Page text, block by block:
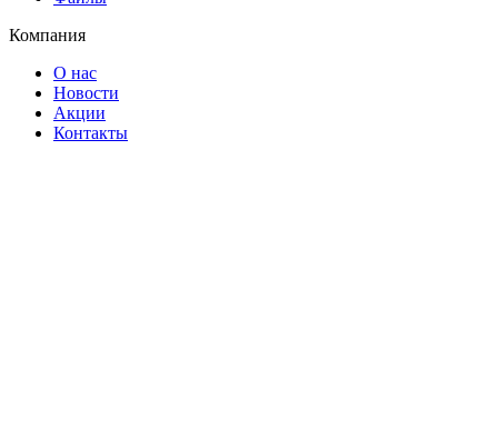
Компания
О нас
Новости
Акции
Контакты